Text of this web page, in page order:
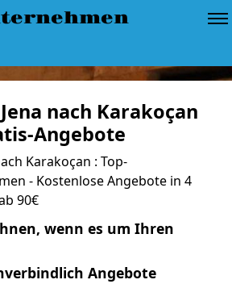
nach Karakoçan
Angebote
Karakoçan : Top-
- Kostenlose Angebote in 4
90€
wenn es um Ihren
Angebote